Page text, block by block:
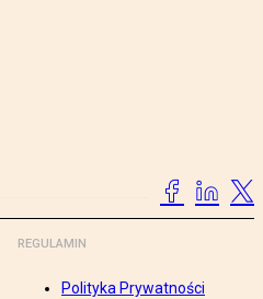
REGULAMIN
Polityka Prywatności